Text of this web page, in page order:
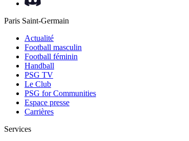
Paris Saint-Germain
Actualité
Football masculin
Football féminin
Handball
PSG TV
Le Club
PSG for Communities
Espace presse
Carrières
Services